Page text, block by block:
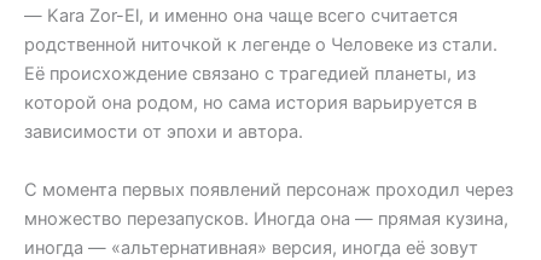
— Kara Zor-El, и именно она чаще всего считается
родственной ниточкой к легенде о Человеке из стали.
Её происхождение связано с трагедией планеты, из
которой она родом, но сама история варьируется в
зависимости от эпохи и автора.
С момента первых появлений персонаж проходил через
множество перезапусков. Иногда она — прямая кузина,
иногда — «альтернативная» версия, иногда её зовут